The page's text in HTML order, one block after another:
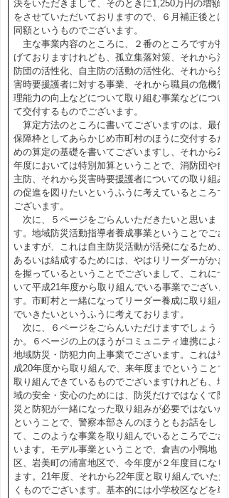
決をいただきまして、そのときに1,250万円の増額
をさせていただいておりますので、６月補正後とは
同額というものでございます。
主な事業内容のところに、２番のところですが掲
げておりますけれども、孤立集落対策、それから消
防団の活性化、自主防の活動の活性化、それから災
害時要援護者に対する事業、それから職員の危機管
理能力の向上などについて取り組む事業などについ
て交付するものでございます。
算定方法のところに書いてございますのは、最低
保障枠としてあらかじめ市町村のほうに交付するた
めの算定の基礎を書いてございますし、それから22
年度においては特別加算ということで、消防団や自
主防、それから災害時要援護者についての取り組み
の促進を図りたいというふうに考えているところで
ございます。
次に、５ページをごらんいただきたいと思いま
す。地域防災活動指導者養成事業ということでござ
いますが、これは自主防災活動が活発になるため、
あるいは結成するためには、やはりリーダーがかぎ
を握っているということでございまして、これにつ
いて平成21年度から取り組んでいる事業でございま
す。市町村と一緒になってリーダー養成に取り組ん
でいきたいというふうに考えております。
次に、６ページをごらんいただけますでしょう
か。６ページの上のほうがコミュニティ連携による
地域防災・防犯力向上事業でございます。これは平
成20年度から取り組んで、来年度までということで
取り組んできているものでございますけれども、地
域の安全・安心のためには、防災だけではなくて防
災と防犯が一緒になった取り組みが必要ではないか
ということで、警察本部さんのほうともお話をし
て、このような事業を取り組んでいるところでござ
います。モデル事業ということで、倉吉の小鴨地
区、岩美町の浦富地区で、今年度が２年度目になり
ます。21年度、それから22年度と取り組んでいただ
くものでございます。基本的には小学校区などを単